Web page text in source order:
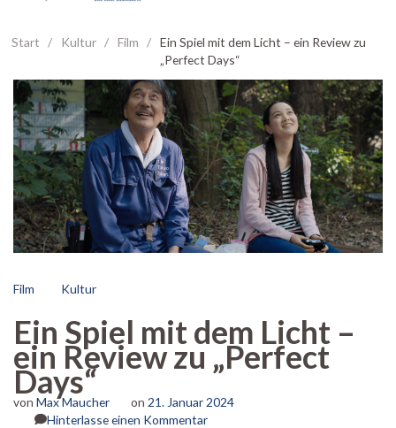
Start / Kultur / Film /
Ein Spiel mit dem Licht – ein Review zu
„Perfect Days“
Film Kultur
Ein Spiel mit dem Licht –
ein Review zu „Perfect
Days“
von Max Maucher on 21. Januar 2024
Hinterlasse einen Kommentarzu